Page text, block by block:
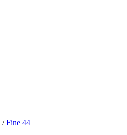
/ Fine 44